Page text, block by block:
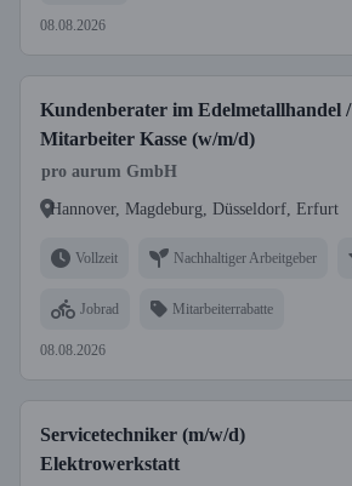
08.08.2026
Kundenberater im Edelmetallhandel /
Mitarbeiter Kasse (w/m/d)
pro aurum GmbH
Hannover, Magdeburg, Düsseldorf, Erfurt
Vollzeit Nachhaltiger Arbeitgeber
Jobrad Mitarbeiterrabatte
08.08.2026
Servicetechniker (m/w/d)
Elektrowerkstatt